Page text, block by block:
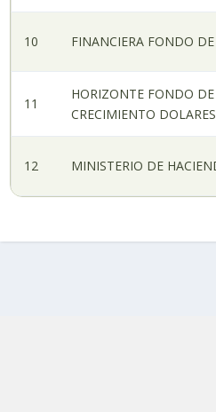
10 FINANCIERA FONDO
11
HORIZONTE FONDO
CRECIMIENTO
12 MINISTERIO DE